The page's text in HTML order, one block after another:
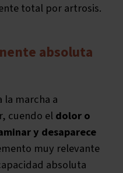
total por artrosis.
absoluta
la marcha a
cuendo eldolor o
y desaparece
muy relevante
absoluta